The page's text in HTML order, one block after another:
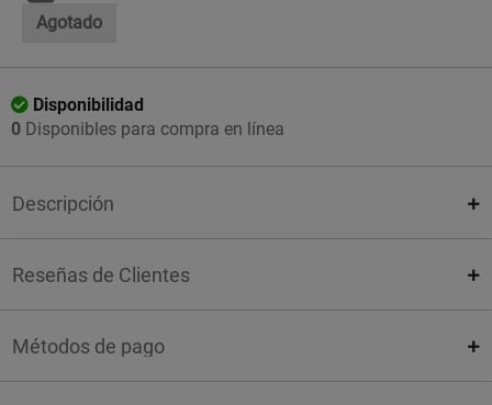
Agotado
Disponibilidad
0 Disponibles para compra en línea
Descripción
Reseñas de Clientes
Métodos de pago